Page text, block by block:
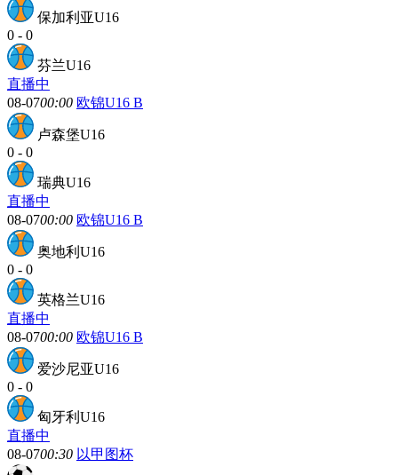
保加利亚U16
0 - 0
芬兰U16
直播中
08-0700:00 欧锦U16 B
卢森堡U16
0 - 0
瑞典U16
直播中
08-0700:00 欧锦U16 B
奥地利U16
0 - 0
英格兰U16
直播中
08-0700:00 欧锦U16 B
爱沙尼亚U16
0 - 0
匈牙利U16
直播中
08-0700:30 以甲图杯